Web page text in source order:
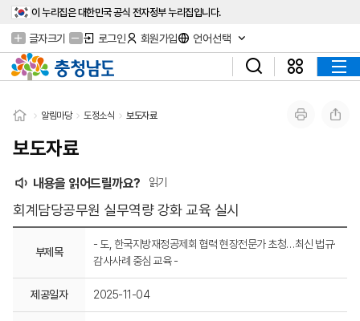
이 누리집은 대한민국 공식 전자정부 누리집입니다.
글자크기 로그인 회원가입 언어선택
알림마당 도정소식 보도자료
보도자료
내용을 읽어드릴까요? 읽기
회계담당공무원 실무역량 강화 교육 실시
부제목
- 도, 한국지방재정공제회 협력 현장전문가 초청…최신 법규·
감사사례 중심 교육 -
제공일자 2025-11-04